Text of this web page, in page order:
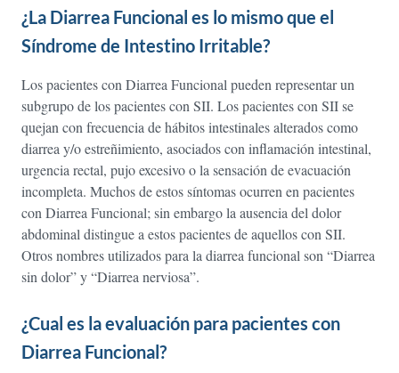
¿La Diarrea Funcional es lo mismo que el
Síndrome de Intestino Irritable?
Los pacientes con Diarrea Funcional pueden representar un
subgrupo de los pacientes con SII. Los pacientes con SII se
quejan con frecuencia de hábitos intestinales alterados como
diarrea y/o estreñimiento, asociados con inflamación intestinal,
urgencia rectal, pujo excesivo o la sensación de evacuación
incompleta. Muchos de estos síntomas ocurren en pacientes
con Diarrea Funcional; sin embargo la ausencia del dolor
abdominal distingue a estos pacientes de aquellos con SII.
Otros nombres utilizados para la diarrea funcional son “Diarrea
sin dolor” y “Diarrea nerviosa”.
¿Cual es la evaluación para pacientes con
Diarrea Funcional?